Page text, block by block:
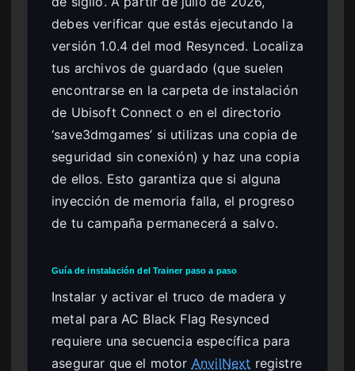
debes verificar que estás ejecutando la
versión 1.0.4 del mod Resynced. Localiza
tus archivos de guardado (que suelen
encontrarse en la carpeta de instalación
de Ubisoft Connect o en el directorio
‘save3dmgames’ si utilizas una copia de
seguridad sin conexión) y haz una copia
de ellos. Esto garantiza que si alguna
inyección de memoria falla, el progreso
de tu campaña permanecerá a salvo.
Guía de instalación del Trainer paso a paso
Instalar y activar el truco de madera y
metal para AC Black Flag Resynced
requiere una secuencia específica para
asegurar que el motor AnvilNext registre